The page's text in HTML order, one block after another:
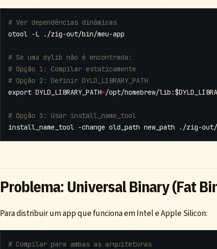
# Ver dependências dinâmicas
# Se uma dylib não é encontrada:
# Opção 1: Compilar estaticamente
# Opção 2: Definir DYLD_LIBRARY_PATH
export DYLD_LIBRARY_PATH=/opt/homebrew/lib:
# Opção 3: Usar install_name_tool
Problema: Universal Binary (Fat
Para distribuir um app que funciona em Intel e Apple Silicon:
# Compilar para ambas as arquiteturas